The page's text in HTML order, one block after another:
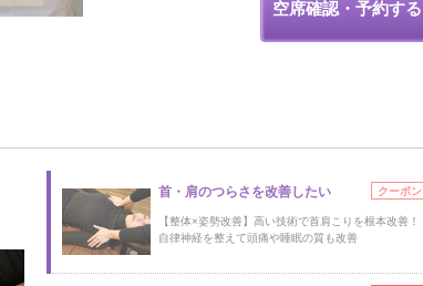
空席確認・予約する
首・肩のつらさを改善したい クーポン
【整体×姿勢改善】高い技術で首肩こりを根本改善！
自律神経を整えて頭痛や睡眠の質も改善